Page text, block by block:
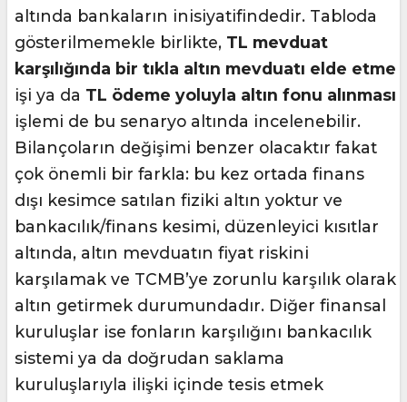
altında bankaların inisiyatifindedir. Tabloda
gösterilmemekle birlikte, TL mevduat
karşılığında bir tıkla altın mevduatı elde etme
işi ya da TL ödeme yoluyla altın fonu alınması
işlemi de bu senaryo altında incelenebilir.
Bilançoların değişimi benzer olacaktır fakat
çok önemli bir farkla: bu kez ortada finans
dışı kesimce satılan fiziki altın yoktur ve
bankacılık/finans kesimi, düzenleyici kısıtlar
altında, altın mevduatın fiyat riskini
karşılamak ve TCMB’ye zorunlu karşılık olarak
altın getirmek durumundadır. Diğer finansal
kuruluşlar ise fonların karşılığını bankacılık
sistemi ya da doğrudan saklama
kuruluşlarıyla ilişki içinde tesis etmek